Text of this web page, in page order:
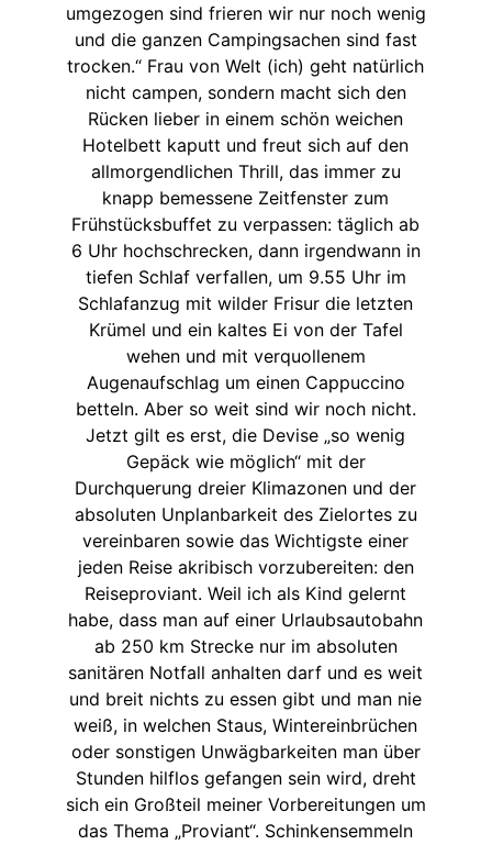
umgezogen sind frieren wir nur noch wenig
und die ganzen Campingsachen sind fast
trocken.“ Frau von Welt (ich) geht natürlich
nicht campen, sondern macht sich den
Rücken lieber in einem schön weichen
Hotelbett kaputt und freut sich auf den
allmorgendlichen Thrill, das immer zu
knapp bemessene Zeitfenster zum
Frühstücksbuffet zu verpassen: täglich ab
6 Uhr hochschrecken, dann irgendwann in
tiefen Schlaf verfallen, um 9.55 Uhr im
Schlafanzug mit wilder Frisur die letzten
Krümel und ein kaltes Ei von der Tafel
wehen und mit verquollenem
Augenaufschlag um einen Cappuccino
betteln. Aber so weit sind wir noch nicht.
Jetzt gilt es erst, die Devise „so wenig
Gepäck wie möglich“ mit der
Durchquerung dreier Klimazonen und der
absoluten Unplanbarkeit des Zielortes zu
vereinbaren sowie das Wichtigste einer
jeden Reise akribisch vorzubereiten: den
Reiseproviant. Weil ich als Kind gelernt
habe, dass man auf einer Urlaubsautobahn
ab 250 km Strecke nur im absoluten
sanitären Notfall anhalten darf und es weit
und breit nichts zu essen gibt und man nie
weiß, in welchen Staus, Wintereinbrüchen
oder sonstigen Unwägbarkeiten man über
Stunden hilflos gefangen sein wird, dreht
sich ein Großteil meiner Vorbereitungen um
das Thema „Proviant“. Schinkensemmeln